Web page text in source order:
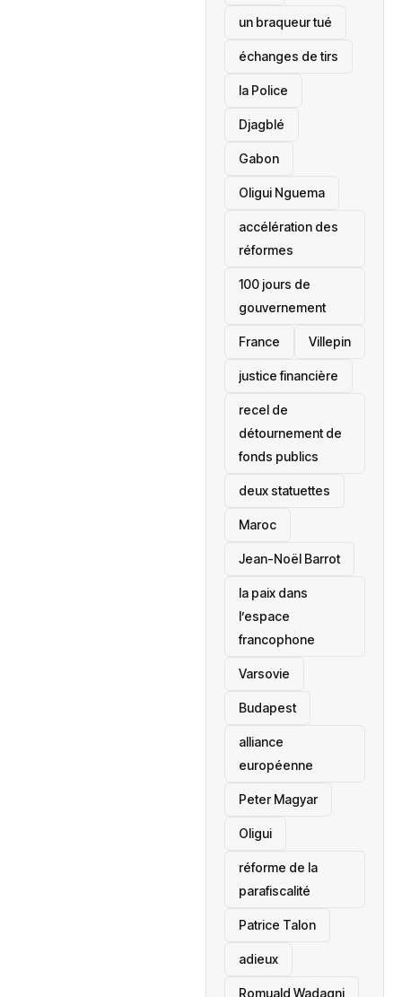
un braqueur tué
échanges de tirs
la Police
Djagblé
Gabon
Oligui Nguema
accélération des
réformes
100 jours de
gouvernement
France Villepin
justice financière
recel de
détournement de
fonds publics
deux statuettes
Maroc
Jean-Noël Barrot
la paix dans
l’espace
francophone
‎Varsovie
Budapest
alliance
européenne
Peter Magyar
Oligui
réforme de la
parafiscalité
Patrice Talon
adieux
Romuald Wadagni